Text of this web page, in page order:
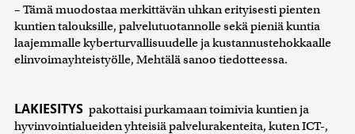
– Tämä muodostaa merkittävän uhkan erityisesti pienten
kuntien talouksille, palvelutuotannolle sekä pieniä kuntia
laajemmalle kyberturvallisuudelle ja kustannustehokkaalle
elinvoimayhteistyölle, Mehtälä sanoo tiedotteessa.
LAKIESITYS pakottaisi purkamaan toimivia kuntien ja
hyvinvointialueiden yhteisiä palvelurakenteita, kuten ICT-,